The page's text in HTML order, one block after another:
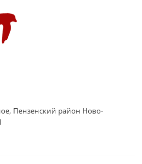
(для домашнего использования)
очага
чек
Пензенский район Ново-